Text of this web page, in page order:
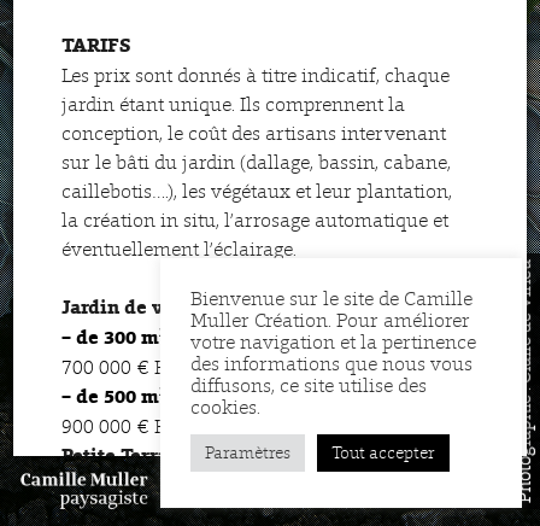
Photographie : Claire de Virieu
TARIFS
Les prix sont donnés à titre indicatif, chaque
jardin étant unique. Ils comprennent la
conception, le coût des artisans intervenant
sur le bâti du jardin (dallage, bassin, cabane,
caillebotis….), les végétaux et leur plantation,
la création in situ, l’arrosage automatique et
éventuellement l’éclairage.
Jardin de ville :
– de 300 m2
à partir de 400 000 € à
700 000 € HT.
– de 500 m2
à partir de 600 000 € à
900 000 € HT.
Petite Terrasse de 50-60 m²
à partir de
160 000 à 180 000 € H.T
d’étanchéité)
Bienvenue sur le site de Camille
Muller Création. Pour améliorer
votre navigation et la pertinence
des informations que nous vous
diffusons, ce site utilise des
cookies.
Paramètres Tout accepter